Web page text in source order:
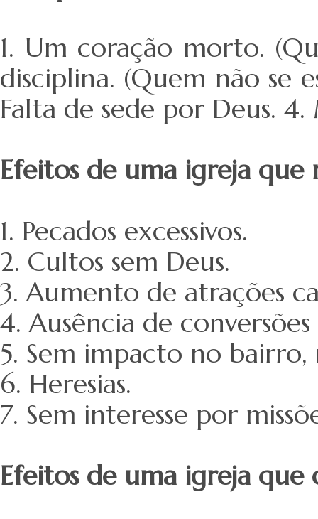
1. Um coração morto.
disciplina. (Quem não se
Falta de sede por Deus.
Efeitos de uma igreja que
1. Pecados excessivos.
2. Cultos sem Deus.
3. Aumento de atrações
4. Ausência de
5. Sem impacto no
6. Heresias.
7. Sem interesse por
Efeitos de uma igreja que